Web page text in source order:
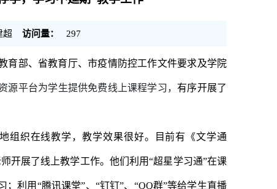
超 访问量： 297
育部、省教育厅、市疫情防控工作文件要求及学院
源平台为学生提供免费线上课程学习，有序开展了
组织在线教学，教学效果很好。目前有《文学通
开展了线上教学工作。他们利用“超星学习通”在课
利用“腾讯课堂”、“钉钉”、“QQ群”等给学生直播